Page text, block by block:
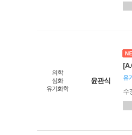
의학
심화
유기화학
윤관식 유
수